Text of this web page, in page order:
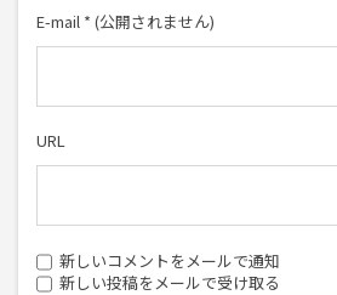
E-mail * (公開されません)
URL
新しいコメントをメールで通知
新しい投稿をメールで受け取る